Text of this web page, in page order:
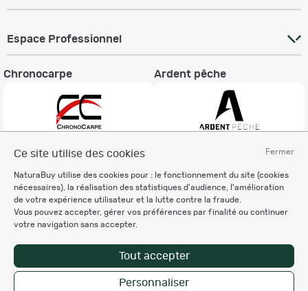
Fermer
Ce site utilise des cookies
NaturaBuy utilise des cookies pour : le fonctionnement du site (cookies
nécessaires), la réalisation des statistiques d'audience, l'amélioration
de votre expérience utilisateur et la lutte contre la fraude.
Vous pouvez accepter, gérer vos préférences par finalité ou continuer
votre navigation sans accepter.
Tout accepter
Personnaliser
Enregistrer la recherche
Espace Professionnel
Chronocarpe Ardent pêche
Charte éthique
Mentions légales
Règlement & Conditions d'utilisation
Politique de protection
des données personnelles
Personnalisation des cookies